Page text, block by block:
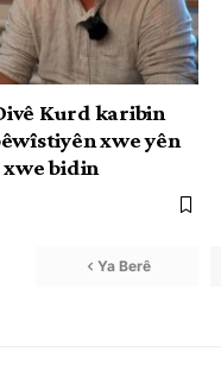
Kurd karibin
xwe yên
xwe bidin
Ya Berê